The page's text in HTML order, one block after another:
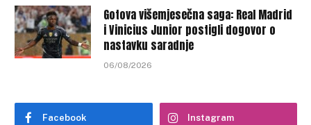
Gotova višemjesečna saga: Real Madrid
i Vinicius Junior postigli dogovor o
nastavku saradnje
06/08/2026
Facebook Instagram